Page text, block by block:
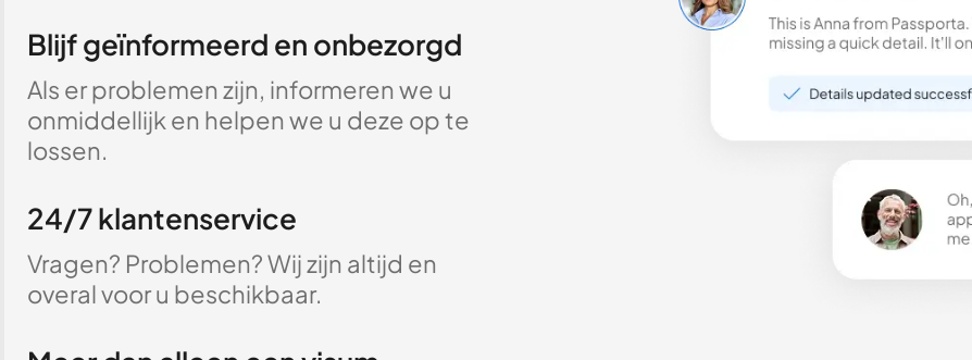
Blijf geïnformeerd en onbezorgd
Als er problemen zijn, informeren we u
onmiddellijk en helpen we u deze op te
lossen.
24/7 klantenservice
Vragen? Problemen? Wij zijn altijd en
overal voor u beschikbaar.